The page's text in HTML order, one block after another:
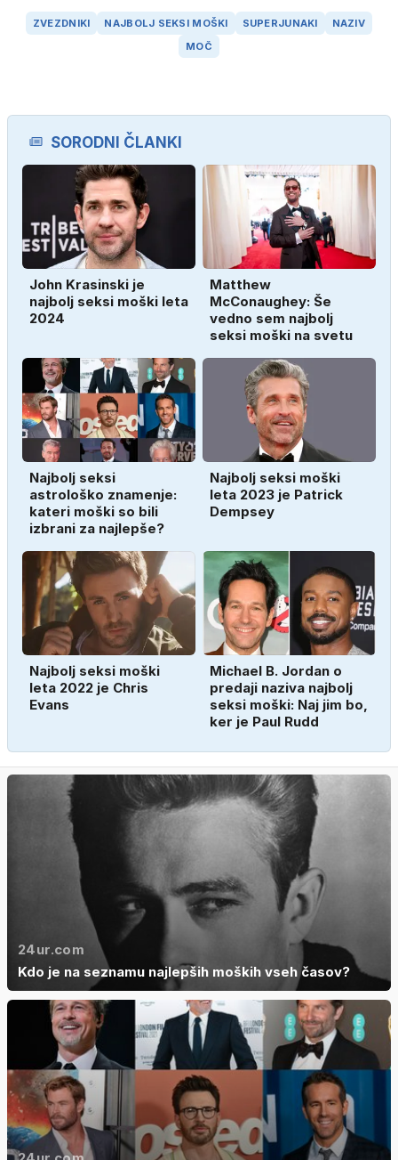
ZVEZDNIKI NAJBOLJ SEKSI MOŠKI SUPERJUNAKI
NAZIV
MOČ
SORODNI ČLANKI
John Krasinski je
najbolj seksi moški leta
2024
Matthew
McConaughey: Še
vedno sem najbolj
seksi moški na svetu
Najbolj seksi
astrološko znamenje:
kateri moški so bili
izbrani za najlepše?
Najbolj seksi moški
leta 2023 je Patrick
Dempsey
Najbolj seksi moški
leta 2022 je Chris
Evans
Michael B. Jordan o
predaji naziva najbolj
seksi moški: Naj jim bo,
ker je Paul Rudd
24ur.com
Kdo je na seznamu najlepših moških vseh časov?